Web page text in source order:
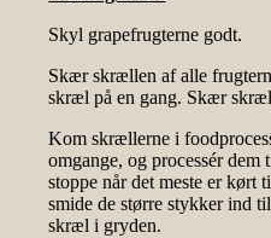
Skyl grapefrugterne godt.
Skær skrællen af alle
skræl på en gang. Skær
Kom skrællerne i
omgange, og processér dem
stoppe når det meste er kørt
smide de større stykker ind
skræl i gryden.